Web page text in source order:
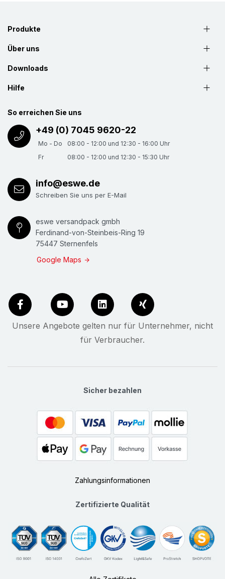
Produkte
Über uns
Downloads
Hilfe
So erreichen Sie uns
+49 (0) 7045 9620-22
Mo - Do
08:00 - 12:00 und 12:30 - 16:00 Uhr
Fr
08:00 - 12:00 und 12:30 - 15:30 Uhr
info@eswe.de
Schreiben Sie uns per E-Mail
eswe versandpack gmbh
Ferdinand-von-Steinbeis-Ring 19
75447 Sternenfels
Google Maps
Unsere Angebote gelten nur für Unternehmer, nicht
für Verbraucher.
Sicher bezahlen
Zahlungsinformationen
Zertifizierte Qualität